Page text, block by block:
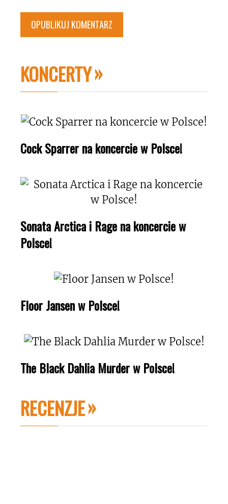
KONCERTY
Cock Sparrer na koncercie w Polsce!
Sonata Arctica i Rage na koncercie w
Polsce!
Floor Jansen w Polsce!
The Black Dahlia Murder w Polsce!
RECENZJE